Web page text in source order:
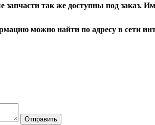
так же доступны под заказ.
можно найти по адресу в сети